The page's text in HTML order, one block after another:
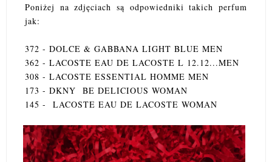
Poniżej na zdjęciach są odpowiedniki takich perfum
jak:
372 - DOLCE & GABBANA LIGHT BLUE MEN
362 - LACOSTE EAU DE LACOSTE L 12.12...MEN
308 - LACOSTE ESSENTIAL HOMME MEN
173 - DKNY BE DELICIOUS WOMAN
145 - LACOSTE EAU DE LACOSTE WOMAN